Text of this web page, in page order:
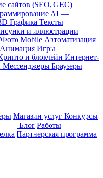
сайтов (SEO, GEO)
AI —
Графика Тексты
и иллюстрации
Фото Mobile Автоматизация
Анимация Игры
и блокчейн Интернет-
Мессенджеры Браузеры
Магазин услуг Конкурсы
Блог Работы
Партнерская программа